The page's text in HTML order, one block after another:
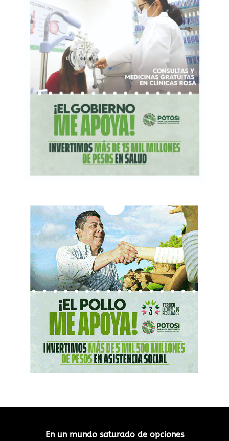
En un mundo saturado de opciones